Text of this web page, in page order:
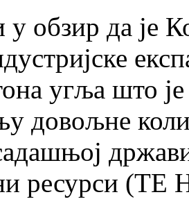
у обзир да је
угља што
довољне
ресурси (ТЕ